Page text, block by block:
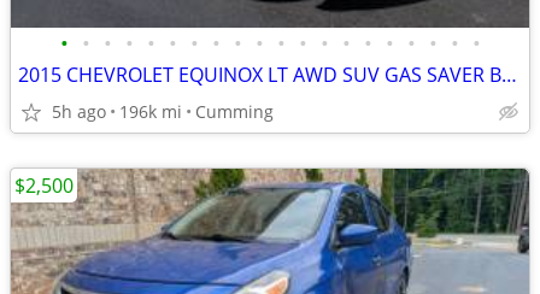
• • • • • • • • • • • • • • • • • • • •
2015 CHEVROLET EQUINOX LT AWD SUV GAS SAVER BACKUP CAMERA RUNS AND DRIVES GREAT
5h ago 196k mi Cumming
$2,500